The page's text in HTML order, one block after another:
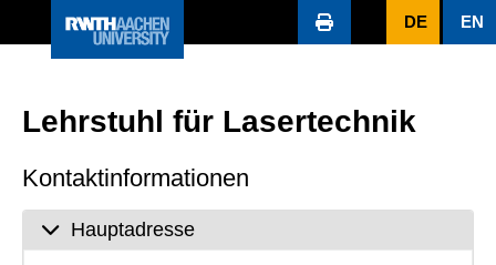
DE EN
Lehrstuhl für Lasertechnik
Kontaktinformationen
Hauptadresse